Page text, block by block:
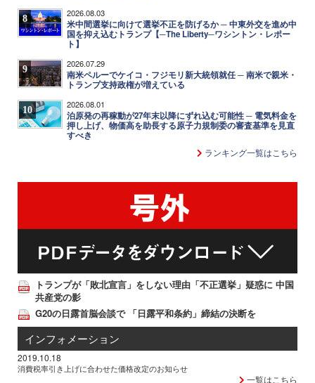
8 2026.08.03
米中間選挙に向けて選挙不正を防げるか ─ 中東外交を進め中
国を抑え込むトランプ【─The Liberty─ワシントン・レポー
ト】
9 2026.07.29
南米ペルーでケイコ・フジモリ新大統領就任 ─ 南米で親米・
トランプ支持政権が増えている
10 2026.08.01
泊原発の再稼動が27年末以降にずれ込む可能性 ─ 電気料金を
押し上げ、物価高を助長する原子力規制委の審査基準を見直
すべき
ランキング一覧はこちら
トランプが「敗北宣言」をしない理由「不正選挙」疑惑に 中国
共産党の影
G20の日露首脳会談で 「日露平和条約」締結の決断を
インフォメーション
2019.10.18
消費税率引き上げに合わせた価格改定のお知らせ
一覧はこちら